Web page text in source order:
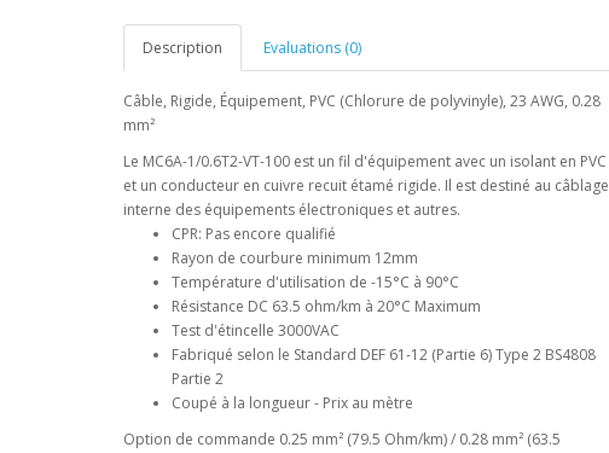
Description Evaluations (0)
Câble, Rigide, Équipement, PVC (Chlorure de polyvinyle), 23 AWG, 0.28
mm²
Le MC6A-1/0.6T2-VT-100 est un fil d'équipement avec un isolant en PVC
et un conducteur en cuivre recuit étamé rigide. Il est destiné au câblage
interne des équipements électroniques et autres.
CPR: Pas encore qualifié
Rayon de courbure minimum 12mm
Température d'utilisation de -15°C à 90°C
Résistance DC 63.5 ohm/km à 20°C Maximum
Test d'étincelle 3000VAC
Fabriqué selon le Standard DEF 61-12 (Partie 6) Type 2 BS4808
Partie 2
Coupé à la longueur - Prix au mètre
Option de commande 0.25 mm² (79.5 Ohm/km) / 0.28 mm² (63.5